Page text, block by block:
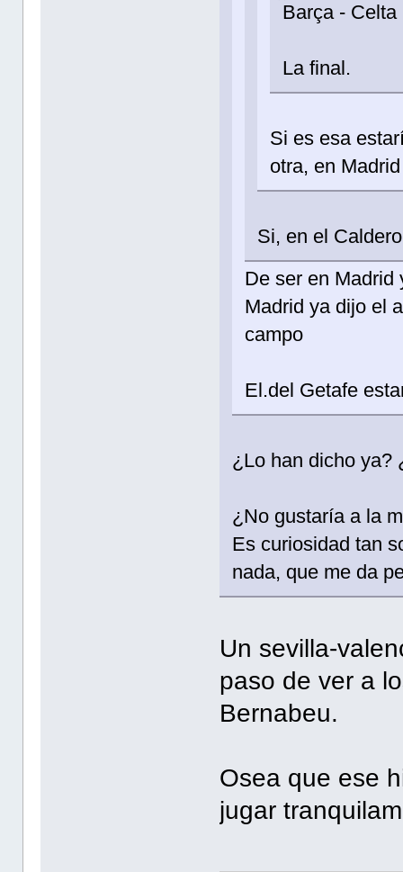
Barça - Celta
La final.
Si es esa
otra, en
Si, en el
De ser en Madrid
Madrid ya dijo el
campo
El.del Getafe
¿Lo han dicho ya?
¿No gustaría a la
Es curiosidad tan
nada, que me da
Un sevilla-
paso de ver a
Bernabeu.
Osea que ese
jugar